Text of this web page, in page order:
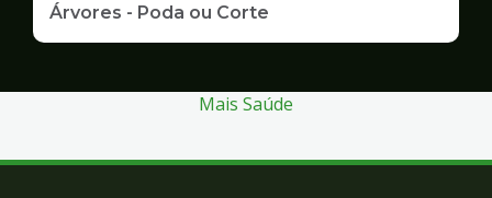
Árvores - Poda ou Corte
Mais Saúde